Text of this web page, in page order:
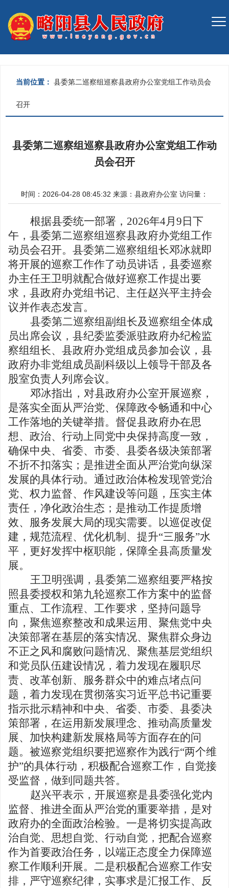
当前位置： 县委第二巡察组巡察县政府办公室党组工作动员会
召开
县委第二巡察组巡察县政府办公室党组工作动
员会召开
时间：2026-04-28 08:45:32 来源： 县政府办公室 访问量：
根据县委统一部署， 2026年4月9日下
午，县委第二巡察组巡察县政府办党组工作
动员会召开。 县委第二巡察组组长邓冰就即
将开展的巡察工作作了动员讲话， 县委巡察
办主任王卫明就配合做好巡察工作提出要
求， 县政府办党组书记、 主任赵兴平主持会
议并作表态发言。
县委第二巡察组副组长及巡察组全体成
员出席会议， 县纪委监委派驻政府办纪检监
察组组长、县政府办党组成员参加会议， 县
政府办非党组成员副科级以上领导干部及各
股室负责人列席会议。
邓冰指出，对县政府办公室开展巡察，
是落实全面从严治党、保障政令畅通和中心
工作落地的关键举措。督促县政府办在思
想、政治、行动上同党中央保持高度一致，
确保中央、省委、市委、县委各级决策部署
不折不扣落实；是推进全面从严治党向纵深
发展的具体行动。通过政治体检发现管党治
党、权力监督、作风建设等问题，压实主体
责任，净化政治生态；是推动工作提质增
效、服务发展大局的现实需要。以巡促改促
建，规范流程、优化机制、提升“三服务”水
平，更好发挥中枢职能，保障全县高质量发
展。
王卫明强调， 县委第二巡察组要严格按
照县委授权和第九轮巡察工作方案中的监督
重点、工作流程、工作要求，坚持问题导
向，聚焦巡察整改和成果运用、聚焦党中央
决策部署在基层的落实情况、聚焦群众身边
不正之风和腐败问题情况、聚焦基层党组织
和党员队伍建设情况，着力发现在履职尽
责、改革创新、服务群众中的难点堵点问
题，着力发现在贯彻落实习近平总书记重要
指示批示精神和中央、省委、市委、县委决
策部署，在运用新发展理念、推动高质量发
展、加快构建新发展格局等方面存在的问
题。被巡察党组织要把巡察作为践行“两个维
护”的具体行动，积极配合巡察工作，自觉接
受监督，做到同题共答。
赵兴平表示 ， 开展巡察是县委强化党内
监督、推进全面从严治党的重要举措，是对
政府办的全面政治检验。一是将切实提高政
治自觉、思想自觉、行动自觉，把配合巡察
作为首要政治任务，以端正态度全力保障巡
察工作顺利开展。二是积极配合巡察工作安
排，严守巡察纪律，实事求是汇报工作、反